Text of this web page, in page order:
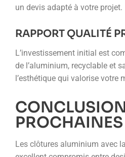
un devis adapté à votre projet.
RAPPORT QUALITÉ
L’investissement initial est
de l’aluminium, recyclable et
l’esthétique qui valorise votre
PROCHAINES
Les clôtures aluminium avec